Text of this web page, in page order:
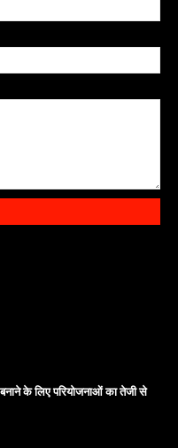
बनाने के लिए परियोजनाओं का तेजी से